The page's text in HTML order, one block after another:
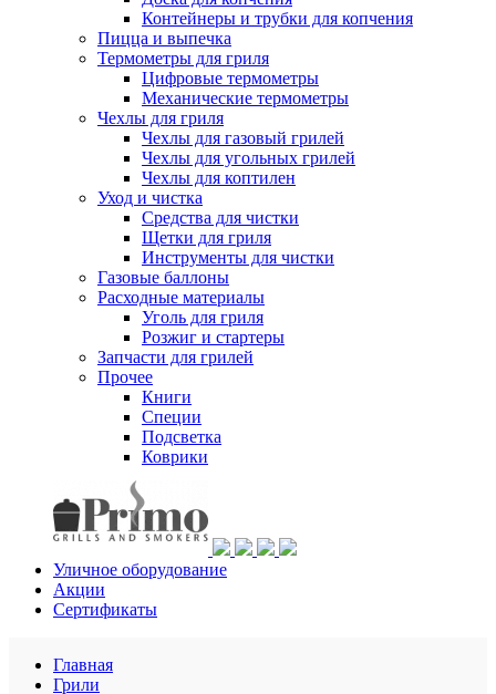
Контейнеры и трубки для копчения
Пицца и выпечка
Термометры для гриля
Цифровые термометры
Механические термометры
Чехлы для гриля
Чехлы для газовый грилей
Чехлы для угольных грилей
Чехлы для коптилен
Уход и чистка
Средства для чистки
Щетки для гриля
Инструменты для чистки
Газовые баллоны
Расходные материалы
Уголь для гриля
Розжиг и стартеры
Запчасти для грилей
Прочее
Книги
Специи
Подсветка
Коврики
Уличное оборудование
Акции
Сертификаты
Главная
Грили